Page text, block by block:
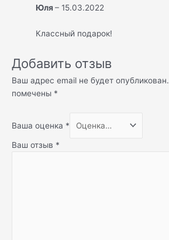
Юля– 15.03.2022
Классный подарок!
Добавить отзыв
Ваш адрес email не будет опубликован.
помечены *
Ваша оценка *
Ваш отзыв *